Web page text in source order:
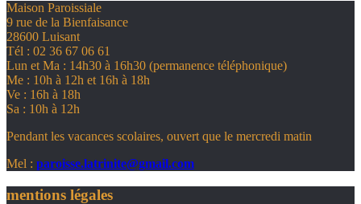
Maison Paroissiale
9 rue de la Bienfaisance
28600 Luisant
Tél : 02 36 67 06 61
Lun et Ma : 14h30 à 16h30 (permanence téléphonique)
Me : 10h à 12h et 16h à 18h
Ve : 16h à 18h
Sa : 10h à 12h
Pendant les vacances scolaires, ouvert que le mercredi matin
Mel : paroisse.latrinite@gmail.com
mentions légales